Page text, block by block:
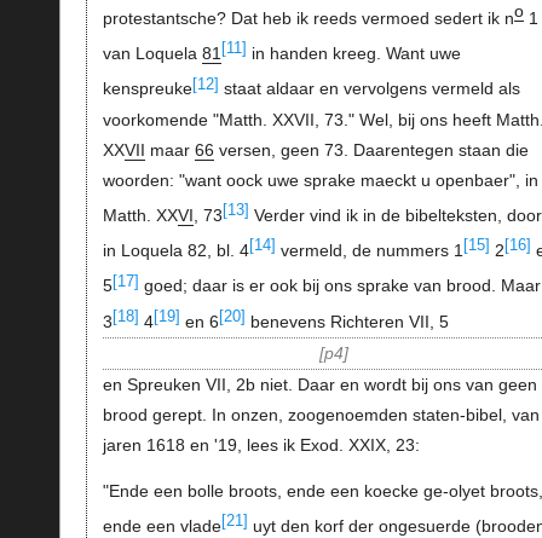
protestantsche? Dat heb ik reeds vermoed sedert ik no1
van Loquela 81 [11]
in handen kreeg. Want uwe
kenspreuke[12] staat aldaar en vervolgens vermeld als
voorkomende "Matth. XXVII, 73." Wel, bij ons heeft
XXVII maar 66 versen, geen 73. Daarentegen staan die
woorden: "want oock uwe sprake maeckt u openbaer", in
Matth. XXVI , 73 [13] Verder vind ik in de bibelteksten,
in Loquela 82, bl. 4 [14] vermeld, de nummers 1 [15] 2 [16]
5[17] goed; daar is er ook bij ons sprake van brood. Maar
3 [18] 4[19] en 6 [20] benevens Richteren VII, 5
p4
en Spreuken VII, 2b niet. Daar en wordt bij ons van geen
brood gerept. In onzen, zoogenoemden staten-bibel,
jaren 1618 en '19, lees ik Exod. XXIX, 23:
"Ende een bolle broots, ende een koecke ge-olyet broots,
ende een vlade[21] uyt den korf der ongesuerde